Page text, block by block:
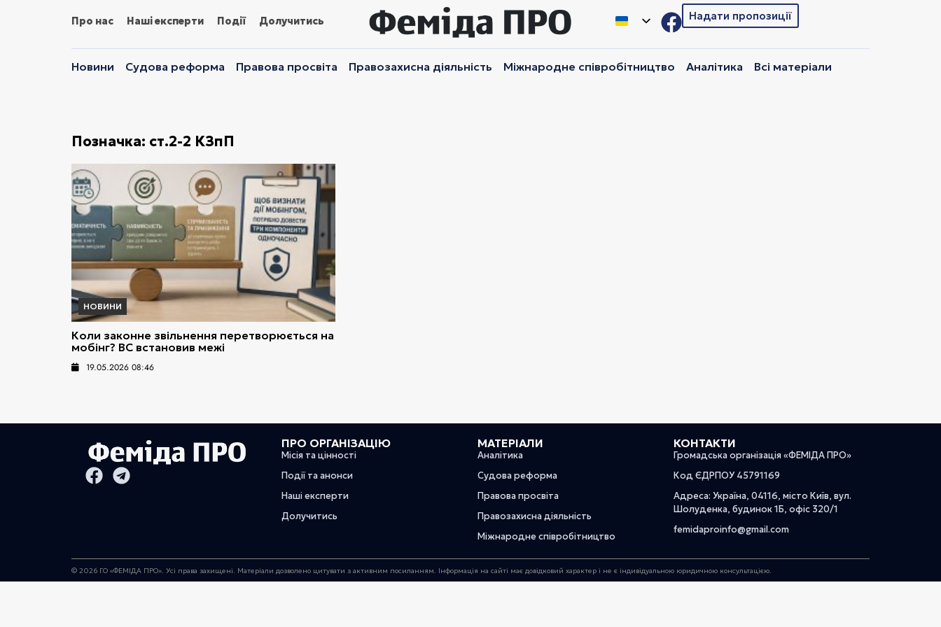
Про нас Наші експерти Події Долучитись Надати пропозиції
Новини Судова реформа Правова просвіта Правозахисна діяльність Міжнародне співробітництво Аналітика Всі матеріали
Позначка: ст.2-2 КЗпП
НОВИНИ
Коли законне звільнення перетворюється на
мобінг? ВС встановив межі
19.05.2026 08:46
ПРО ОРГАНІЗАЦІЮ
Місія та цінності
Події та анонси
Наші експерти
Долучитись
МАТЕРІАЛИ
Аналітика
Судова реформа
Правова просвіта
Правозахисна діяльність
Міжнародне співробітництво
КОНТАКТИ
Громадська організація «ФЕМІДА ПРО»
Код ЄДРПОУ 45791169
Адреса: Україна, 04116, місто Київ, вул.
Шолуденка, будинок 1Б, офіс 320/1
femidaproinfo@gmail.com
© 2026 ГО «ФЕМІДА ПРО». Усі права захищені. Матеріали дозволено цитувати з активним посиланням. Інформація на сайті має довідковий характер і не є індивідуальною юридичною консультацією.